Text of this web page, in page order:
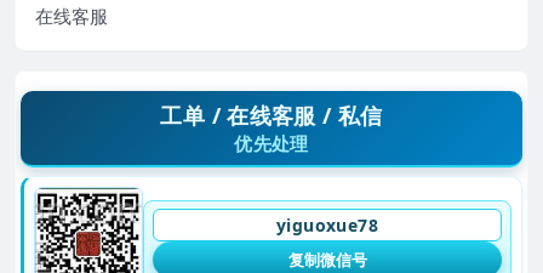
在线客服
工单 / 在线客服 / 私信
优先处理
yiguoxue78
复制微信号